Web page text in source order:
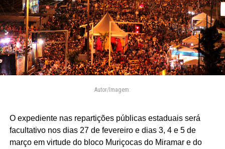
Autor/Imagem:
O expediente nas repartições públicas estaduais será
facultativo nos dias 27 de fevereiro e dias 3, 4 e 5 de
março em virtude do bloco Muriçocas do Miramar e do